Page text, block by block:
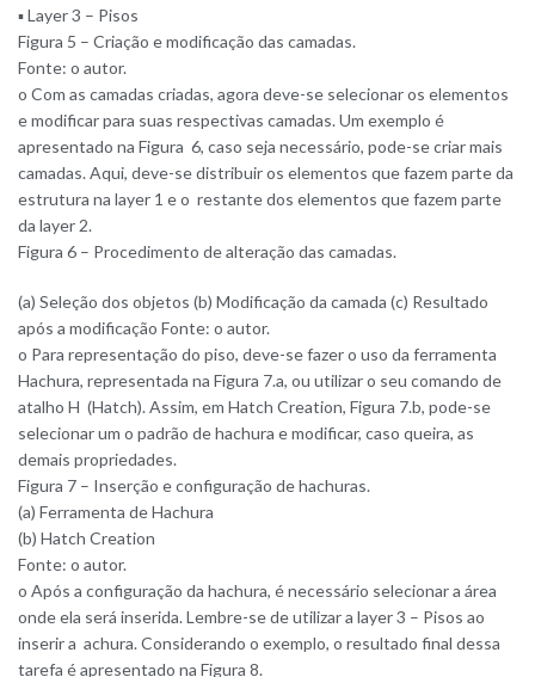
▪ Layer 3 – Pisos
Figura 5 – Criação e modificação das camadas.
Fonte: o autor.
o Com as camadas criadas, agora deve-se selecionar os elementos
e modificar para suas respectivas camadas. Um exemplo é
apresentado na Figura 6, caso seja necessário, pode-se criar mais
camadas. Aqui, deve-se distribuir os elementos que fazem parte da
estrutura na layer 1 e o restante dos elementos que fazem parte
da layer 2.
Figura 6 – Procedimento de alteração das camadas.
(a) Seleção dos objetos (b) Modificação da camada (c) Resultado
após a modificação Fonte: o autor.
o Para representação do piso, deve-se fazer o uso da ferramenta
Hachura, representada na Figura 7.a, ou utilizar o seu comando de
atalho H (Hatch). Assim, em Hatch Creation, Figura 7.b, pode-se
selecionar um o padrão de hachura e modificar, caso queira, as
demais propriedades.
Figura 7 – Inserção e configuração de hachuras.
(a) Ferramenta de Hachura
(b) Hatch Creation
Fonte: o autor.
o Após a configuração da hachura, é necessário selecionar a área
onde ela será inserida. Lembre-se de utilizar a layer 3 – Pisos ao
inserir a achura. Considerando o exemplo, o resultado final dessa
tarefa é apresentado na Figura 8.